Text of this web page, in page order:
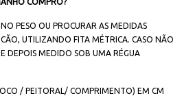
PESO OU PROCURAR AS MEDIDAS
UTILIZANDO FITA MÉTRICA. CASO NÃO
DEPOIS MEDIDO SOB UMA RÉGUA
/ PEITORAL/ COMPRIMENTO) EM CM